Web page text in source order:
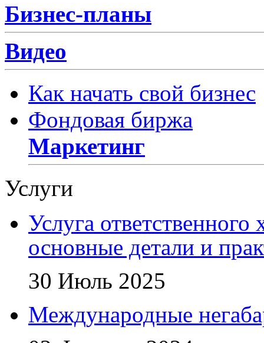
Бизнес-планы
Видео
Как начать свой бизнес
Фондовая биржа
Маркетинг
Услуги
Услуга
основные детали и
30 Июль 2025
Международные